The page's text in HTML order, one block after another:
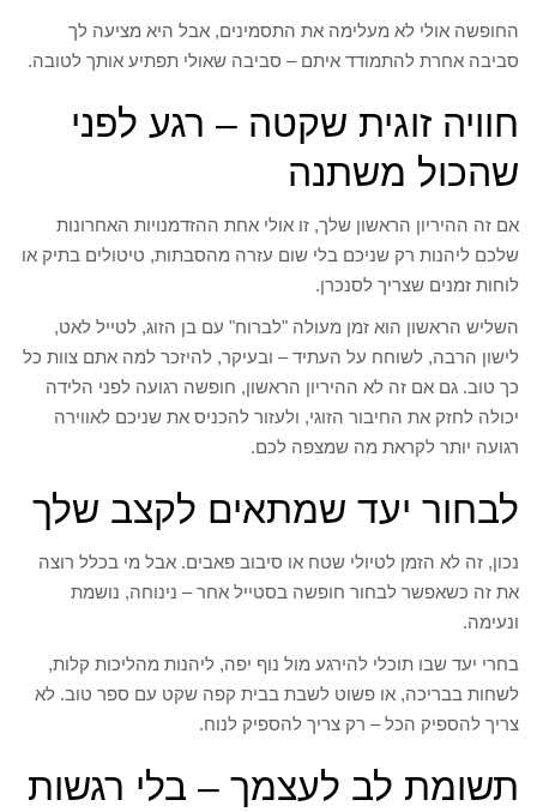
החופשה אולי לא מעלימה את התסמינים, אבל היא מציעה לך
סביבה אחרת להתמודד איתם – סביבה שאולי תפתיע אותך לטובה.
חוויה זוגית שקטה – רגע לפני
שהכול משתנה
אם זה ההיריון הראשון שלך, זו אולי אחת ההזדמנויות האחרונות
שלכם ליהנות רק שניכם בלי שום עזרה מהסבתות, טיטולים בתיק או
לוחות זמנים שצריך לסנכרן.
השליש הראשון הוא זמן מעולה "לברוח" עם בן הזוג, לטייל לאט,
לישון הרבה, לשוחח על העתיד – ובעיקר, להיזכר למה אתם צוות כל
כך טוב. גם אם זה לא ההיריון הראשון, חופשה רגועה לפני הלידה
יכולה לחזק את החיבור הזוגי, ולעזור להכניס את שניכם לאווירה
רגועה יותר לקראת מה שמצפה לכם.
לבחור יעד שמתאים לקצב שלך
נכון, זה לא הזמן לטיולי שטח או סיבוב פאבים. אבל מי בכלל רוצה
את זה כשאפשר לבחור חופשה בסטייל אחר – נינוחה, נושמת
ונעימה.
בחרי יעד שבו תוכלי להירגע מול נוף יפה, ליהנות מהליכות קלות,
לשחות בבריכה, או פשוט לשבת בבית קפה שקט עם ספר טוב. לא
צריך להספיק הכל – רק צריך להספיק לנוח.
תשומת לב לעצמך – בלי רגשות